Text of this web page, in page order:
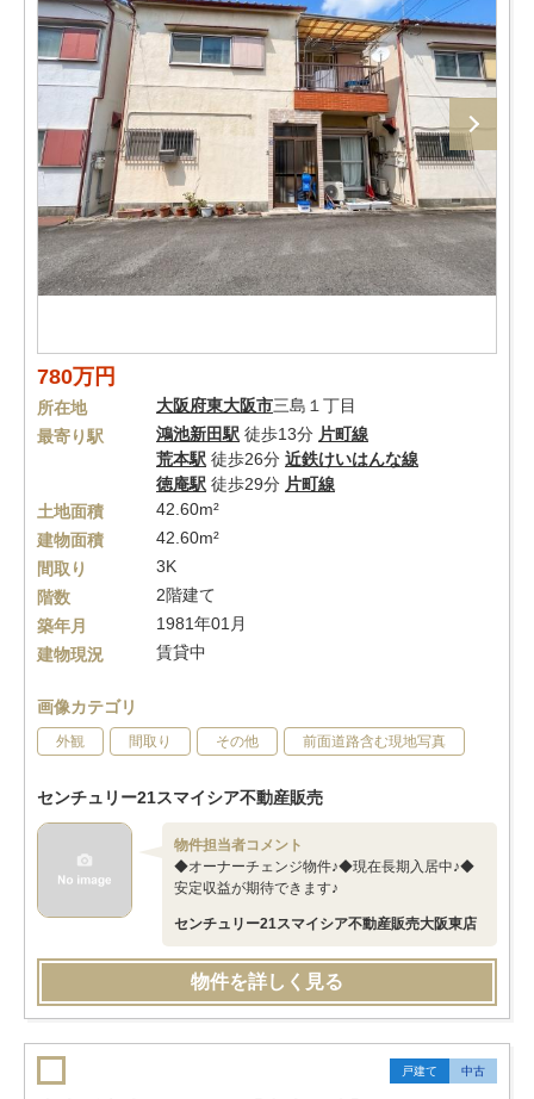
780万円
所在地 大阪府東大阪市三島１丁目
最寄り駅
鴻池新田駅 徒歩13分 片町線
荒本駅 徒歩26分 近鉄けいはんな線
徳庵駅 徒歩29分 片町線
土地面積
42.60m²
建物面積
42.60m²
間取り
3K
階数
2階建て
築年月
1981年01月
建物現況
賃貸中
画像カテゴリ
外観 間取り その他 前面道路含む現地写真
センチュリー21スマイシア不動産販売
物件担当者コメント
◆オーナーチェンジ物件♪◆現在長期入居中♪◆
安定収益が期待できます♪
センチュリー21スマイシア不動産販売大阪東店
物件を詳しく見る
戸建て 中古